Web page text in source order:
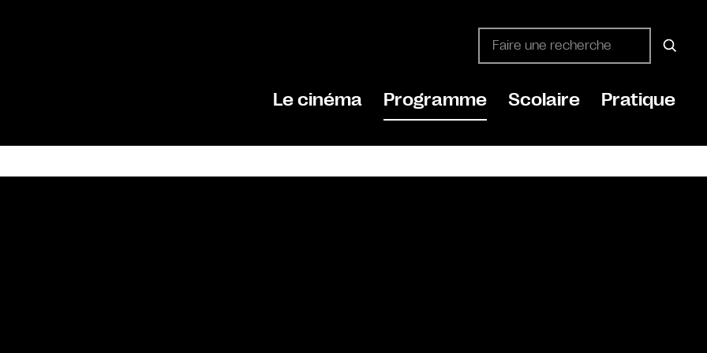
Le cinéma Programme Scolaire Pratique